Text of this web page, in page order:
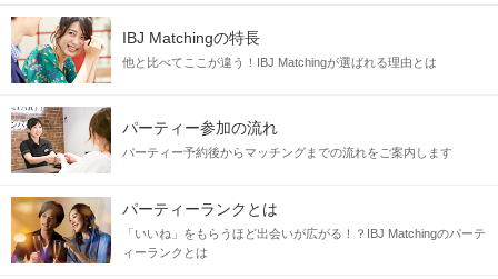
IBJ Matchingの特長
他と比べてここが違う！IBJ Matchingが選ばれる理由とは
パーティー参加の流れ
パーティー予約後からマッチングまでの流れをご案内します
パーティーランクとは
「いいね」をもらうほど出会いが広がる！？IBJ Matchingのパーテ
ィーランクとは